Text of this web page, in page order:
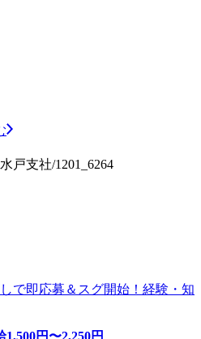
戸支社/1201_6264
で即応募＆スグ開始！経験・知
1,500円〜2,250円